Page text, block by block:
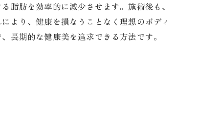
脂肪を効率的に減少させます。施術後も、
より、健康を損なうことなく理想のボディ
長期的な健康美を追求できる方法です。